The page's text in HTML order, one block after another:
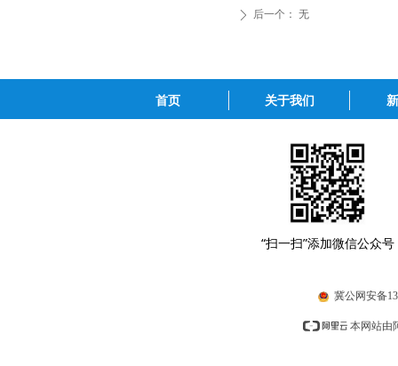
ꄲ 后一个： 无
首页 关于我们
“扫一扫”添加微信公众号
冀公网安备
本网站由